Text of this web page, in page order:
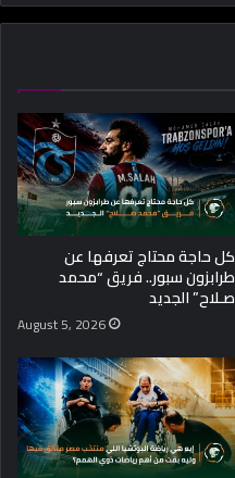
كل حاجة محتاج تعرفها عن
طرابزون سبور.. فريق “محمد
صـلاح” الجديد
August 5, 2026